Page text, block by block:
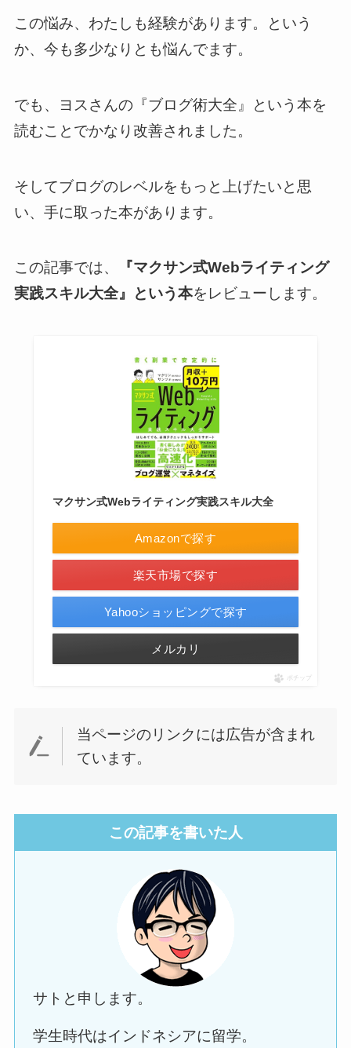
この悩み、わたしも経験があります。という
か、今も多少なりとも悩んでます。
でも、ヨスさんの『ブログ術大全』という本を
読むことでかなり改善されました。
そしてブログのレベルをもっと上げたいと思
い、手に取った本があります。
この記事では、
『マクサン式Webライティング
実践スキル大全』という本をレビューします。
マクサン式Webライティング実践スキル大全
Amazonで探す
楽天市場で探す
Yahooショッピングで探す
メルカリ
ポチップ
当ページのリンクには広告が含まれ
ています。
この記事を書いた人
サトと申します。
学生時代はインドネシアに留学。